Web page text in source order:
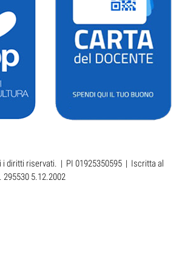
diritti riservati. | PI 01925350595 | Iscritta al
295530 5.12.2002